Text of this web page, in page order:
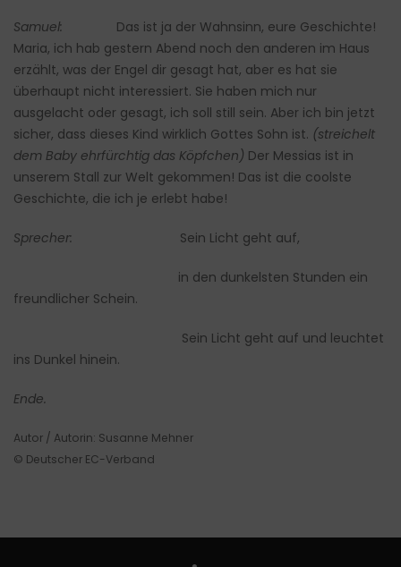
Samuel: Das ist ja der Wahnsinn, eure Geschichte!
Maria, ich hab gestern Abend noch den anderen im Haus
erzählt, was der Engel dir gesagt hat, aber es hat sie
überhaupt nicht interessiert. Sie haben mich nur
ausgelacht oder gesagt, ich soll still sein. Aber ich bin jetzt
sicher, dass dieses Kind wirklich Gottes Sohn ist. (streichelt
dem Baby ehrfürchtig das Köpfchen) Der Messias ist in
unserem Stall zur Welt gekommen! Das ist die coolste
Geschichte, die ich je erlebt habe!
Sprecher: Sein Licht geht auf,
in den dunkelsten Stunden ein
freundlicher Schein.
Sein Licht geht auf und leuchtet
ins Dunkel hinein.
Ende.
Autor / Autorin: Susanne Mehner
© Deutscher EC-Verband